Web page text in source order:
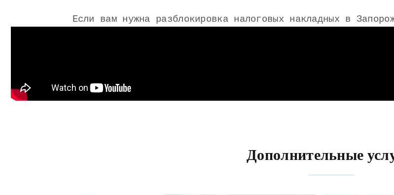
Если вам нужна разблокировка налоговых накладных в
Дополнительные